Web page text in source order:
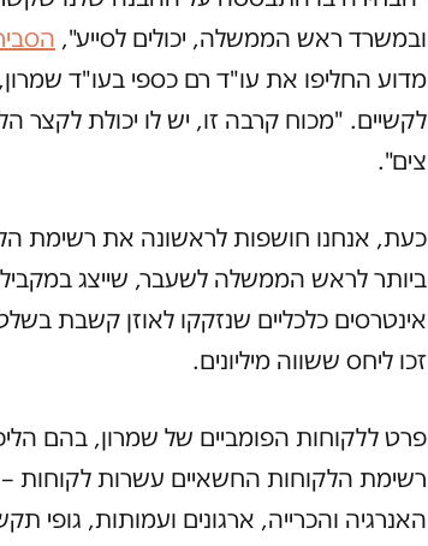
ובמשרד ראש הממשלה, יכולים לסייע",
מדוע החליפו את עו"ד רם כספי בעו"ד
לקשיים. "מכוח קרבה זו, יש לו יכולת לקצר
צים".
כעת, אנחנו חושפות לראשונה את רשימת
ביותר לראש הממשלה לשעבר, שייצג
אינטרסים כלכליים שנזקקו לאוזן קשבת
זכו ליחס ששווה מיליונים.
פרט ללקוחות הפומביים של שמרון, בהם
רשימת הלקוחות החשאיים עשרות לקוחות –
האנרגיה והכרייה, ארגונים ועמותות, גופי